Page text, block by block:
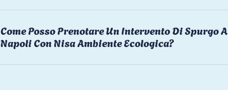
Come Posso Prenotare Un Intervento Di Spurgo A
Napoli Con Nisa Ambiente Ecologica?